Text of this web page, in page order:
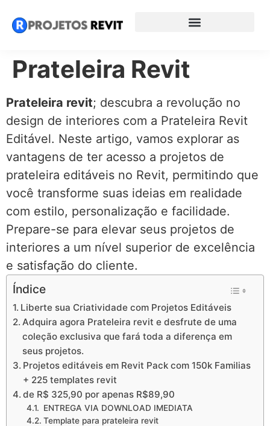
Prateleira Revit
Prateleira revit; descubra a revolução no
design de interiores com a Prateleira Revit
Editável. Neste artigo, vamos explorar as
vantagens de ter acesso a projetos de
prateleira editáveis no Revit, permitindo que
você transforme suas ideias em realidade
com estilo, personalização e facilidade.
Prepare-se para elevar seus projetos de
interiores a um nível superior de excelência
e satisfação do cliente.
Índice
Liberte sua Criatividade com Projetos Editáveis
Adquira agora Prateleira revit e desfrute de uma
coleção exclusiva que fará toda a diferença em
seus projetos.
Projetos editáveis em Revit Pack com 150k Familias
+ 225 templates revit
de R$ 325,90 por apenas R$89,90
ENTREGA VIA DOWNLOAD IMEDIATA
Template para prateleira revit